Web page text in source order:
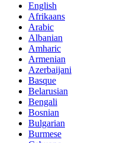
English
Afrikaans
Arabic
Albanian
Amharic
Armenian
Azerbaijani
Basque
Belarusian
Bengali
Bosnian
Bulgarian
Burmese